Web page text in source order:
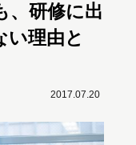
、研修に出
い理由と
2017.07.20